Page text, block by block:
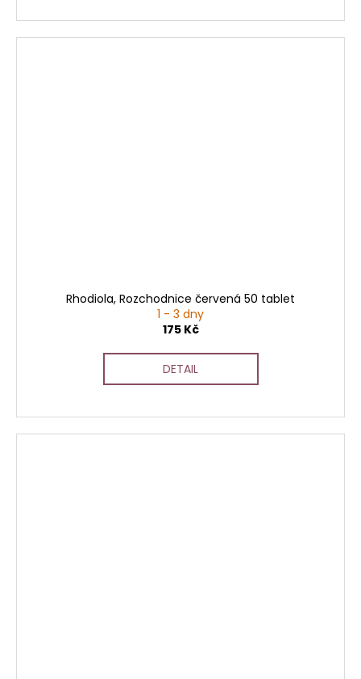
Rhodiola, Rozchodnice červená 50 tablet
1 - 3 dny
175 Kč
DETAIL